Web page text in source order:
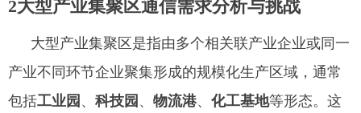
2大型产业集聚区通信需求分析与挑战
大型产业集聚区是指由多个相关联产业企业或同一
产业不同环节企业聚集形成的规模化生产区域，通常
包括工业园 、 科技园 、 物流港、 化工基地等形态。这